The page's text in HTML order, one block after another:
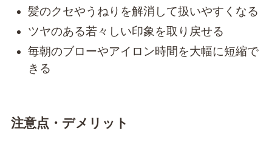
髪のクセやうねりを解消して扱いやすくなる
ツヤのある若々しい印象を取り戻せる
毎朝のブローやアイロン時間を大幅に短縮で
きる
注意点・デメリット